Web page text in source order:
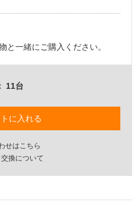
と一緒にご購入ください。
11台
に入れる
せはこちら
換について